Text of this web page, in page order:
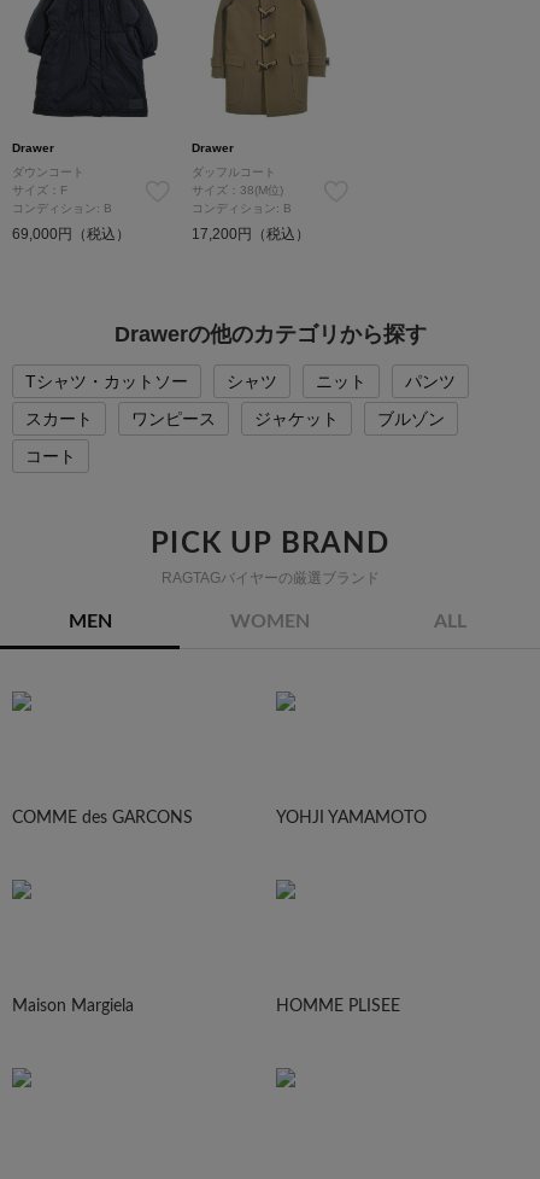
Drawer
ダウンコート
サイズ：F
コンディション: B
69,000円（税込）
Drawer
ダッフルコート
サイズ：38(M位)
コンディション: B
17,200円（税込）
Drawerの他のカテゴリから探す
Tシャツ・カットソー シャツ ニット
パンツ
スカート
ワンピース ジャケット
ブルゾン
コート
PICK UP BRAND
RAGTAGバイヤーの厳選ブランド
MEN WOMEN ALL
COMME des GARCONS YOHJI YAMAMOTO
Maison Margiela HOMME PLISEE